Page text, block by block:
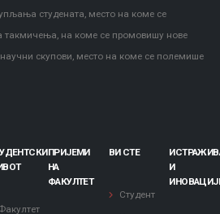
студената, место на коме се
такмичења, на коме се промовишу нове
скупови, место на коме се полемише
ПРИЈЕМИ
НА
ФАКУЛТЕТ
ВИ СТЕ
Студент
И